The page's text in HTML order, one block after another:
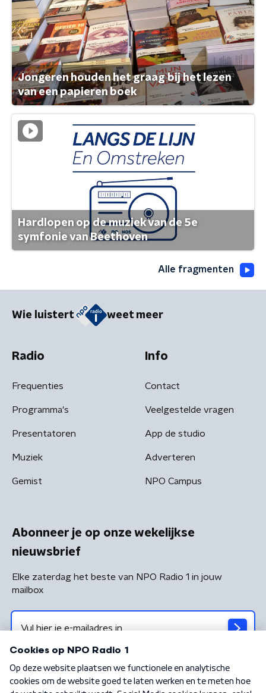
Jongeren houden het graag bij het lezen
van een papieren boek
Hardlopen op de muziek van de 5e
symfonie van Beethoven
Alle fragmenten
Wie luistert weet meer
Radio
Frequenties
Programma's
Presentatoren
Muziek
Gemist
Info
Contact
Veelgestelde vragen
App de studio
Adverteren
NPO Campus
Abonneer je op onze wekelijkse
nieuwsbrief
Elke zaterdag het beste van NPO Radio 1 in jouw
mailbox